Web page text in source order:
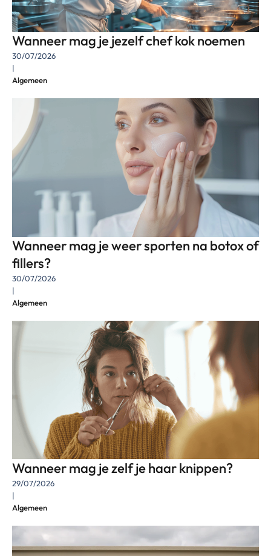
Wanneer mag je jezelf chef kok noemen
30/07/2026
|
Algemeen
Wanneer mag je weer sporten na botox of
fillers?
30/07/2026
|
Algemeen
Wanneer mag je zelf je haar knippen?
29/07/2026
|
Algemeen